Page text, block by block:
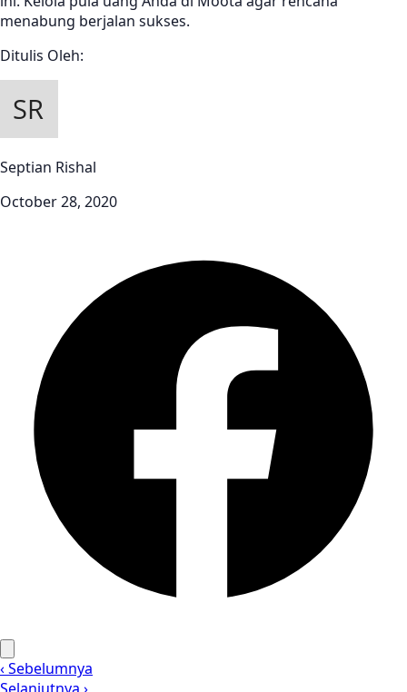
menabung berjalan sukses.
Ditulis Oleh:
Septian Rishal
October 28, 2020
‹ Sebelumnya